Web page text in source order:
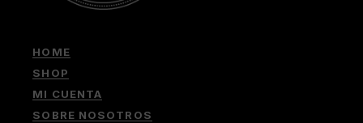
HOME
SHOP
MI CUENTA
SOBRE NOSOTROS